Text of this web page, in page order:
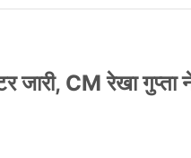
जारी, CM रेखा